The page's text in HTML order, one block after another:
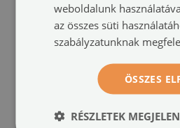
29 900 HUF
weboldalunk
az összes süti
szabályzatunknak
ÖSSZES
RÉSZLETEK